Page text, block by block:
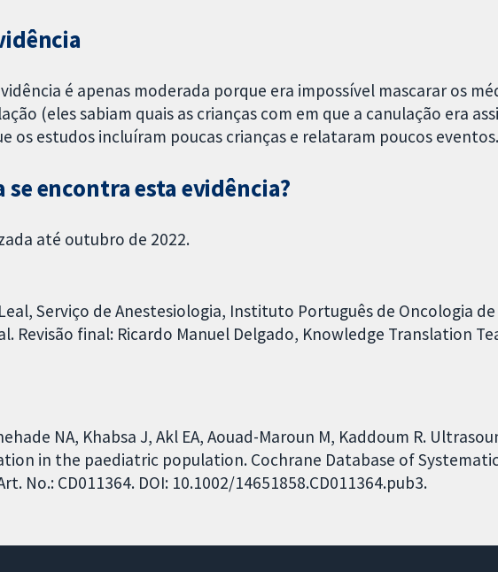
é apenas moderada porque era impossível mascarar os
(eles sabiam quais as crianças com em que a canulação era
os estudos incluíram poucas crianças e relataram poucos eventos.
encontra esta evidência?
até outubro de 2022.
Serviço de Anestesiologia, Instituto Português de Oncologia de
Revisão final: Ricardo Manuel Delgado, Knowledge Translation
NA, Khabsa J, Akl EA, Aouad-Maroun M, Kaddoum R.
in the paediatric population. Cochrane Database of
No.: CD011364. DOI: 10.1002/14651858.CD011364.pub3.